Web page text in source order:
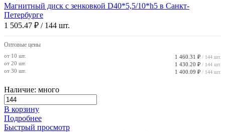
Магнитный диск с зенковкой D40*5,5/10*h5 в Санкт-
Петербурге
1 505.47 ₽ / 144 шт.
Оптовые цены
от 10 шт. 1 460.31 ₽ / 144 шт.
от 20 шт. 1 430.20 ₽ / 144 шт.
от 30 шт. 1 400.09 ₽ / 144 шт.
Наличие: много
В корзину
Подробнее
Быстрый просмотр